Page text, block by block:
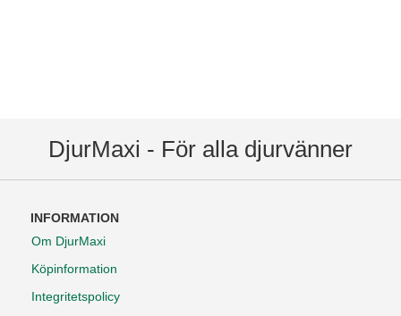
DjurMaxi - För alla djurvänner
INFORMATION
Om DjurMaxi
Köpinformation
Integritetspolicy